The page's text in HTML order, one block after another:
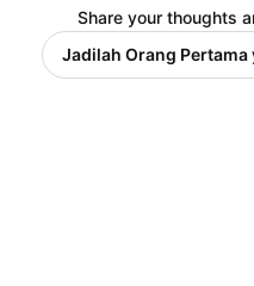
Share your thoughts
Jadilah Orang